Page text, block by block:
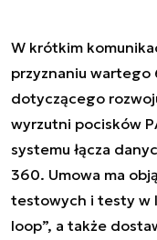
W krótkim
przyznaniu wartego
dotyczącego
wyrzutni pocisków
systemu łącza
360. Umowa ma
testowych i testy w
loop”, a także